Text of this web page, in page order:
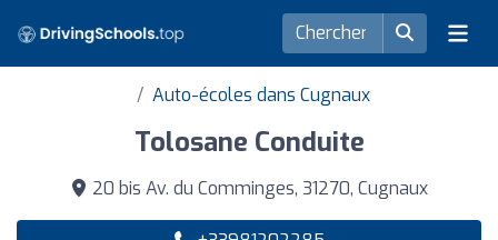
Auto-écoles dans Cugnaux
Tolosane Conduite
20 bis Av. du Comminges, 31270, Cugnaux